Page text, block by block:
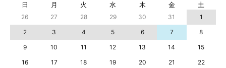
日 月 火 水 木 金 土
26 27 28 29 30 31
1
2
3 4 5 6 7
8
9
10 11 12 13 14
15
16
17 18 19 20 21
22